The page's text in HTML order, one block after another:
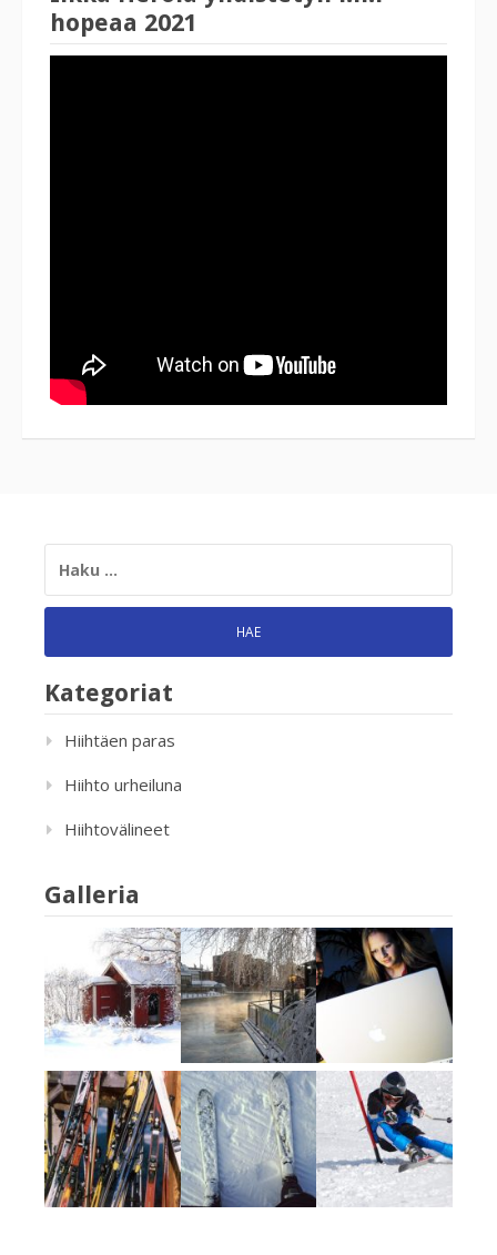
hopeaa 2021
Kategoriat
Hiihtäen paras
Hiihto urheiluna
Hiihtovälineet
Galleria